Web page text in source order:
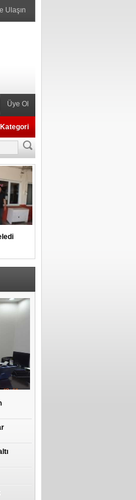
Ulaşın
Üye Ol